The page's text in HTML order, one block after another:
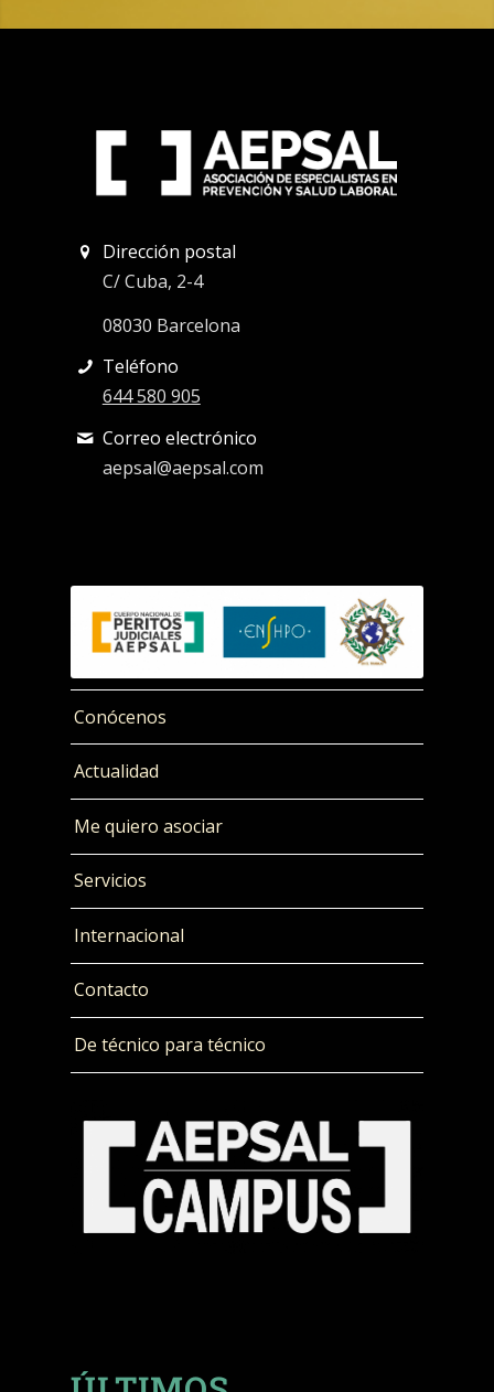
Dirección postal
C/ Cuba, 2-4
08030 Barcelona
Teléfono
644 580 905
Correo electrónico
aepsal@aepsal.com
Conócenos
Actualidad
Me quiero asociar
Servicios
Internacional
Contacto
De técnico para técnico